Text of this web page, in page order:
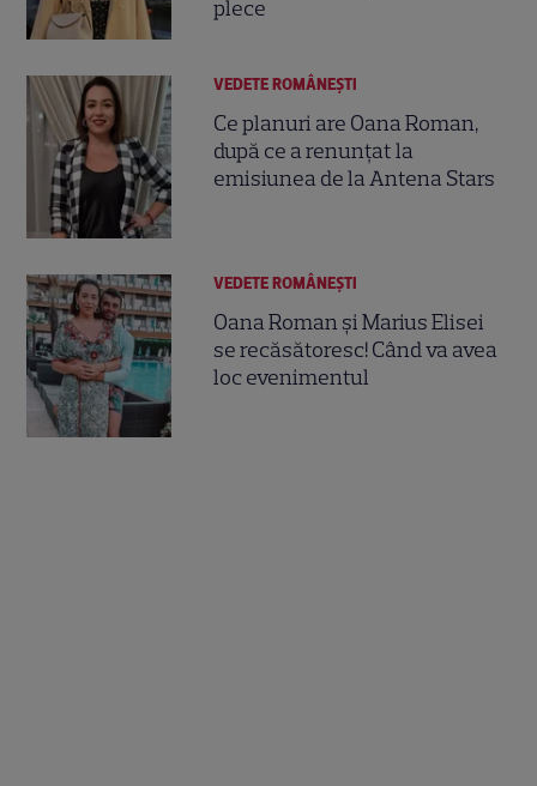
plece
VEDETE ROMÂNEŞTI
Ce planuri are Oana Roman,
după ce a renunțat la
emisiunea de la Antena Stars
VEDETE ROMÂNEŞTI
Oana Roman și Marius Elisei
se recăsătoresc! Când va avea
loc evenimentul